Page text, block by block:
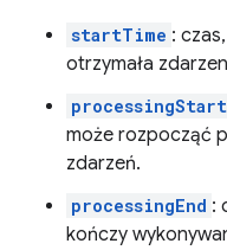
startTime :
otrzymała
processingStart
może rozpocząć
zdarzeń.
processingEnd :
kończy